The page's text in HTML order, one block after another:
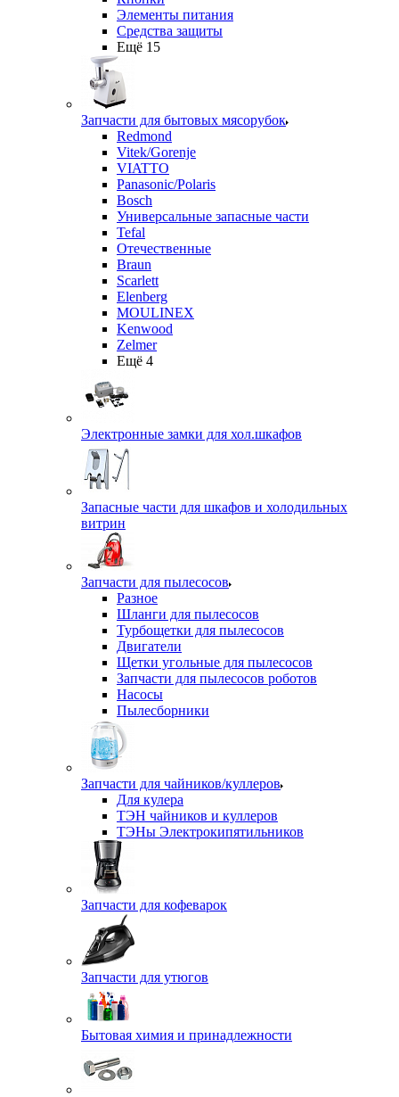
Элементы питания
Средства защиты
Ещё 15
Запчасти для бытовых мясорубок
Redmond
Vitek/Gorenje
VIATTO
Panasonic/Polaris
Bosch
Универсальные запасные части
Tefal
Отечественные
Braun
Scarlett
Elenberg
MOULINEX
Kenwood
Zelmer
Ещё 4
Электронные замки для хол.шкафов
Запасные части для шкафов и холодильных
витрин
Запчасти для пылесосов
Разное
Шланги для пылесосов
Турбощетки для пылесосов
Двигатели
Щетки угольные для пылесосов
Запчасти для пылесосов роботов
Насосы
Пылесборники
Запчасти для чайников/куллеров
Для кулера
ТЭН чайников и куллеров
ТЭНы Электрокипятильников
Запчасти для кофеварок
Запчасти для утюгов
Бытовая химия и принадлежности